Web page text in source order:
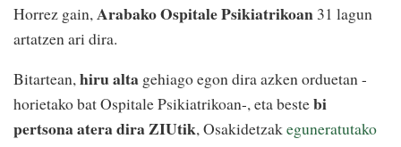
Horrez gain, Arabako Ospitale Psikiatrikoan 31 lagun
artatzen ari dira.
Bitartean,hiru alta gehiago egon dira azken orduetan -
horietako bat Ospitale Psikiatrikoan-, eta bestebi
pertsona atera dira ZIUtik, Osakidetzakeguneratutako